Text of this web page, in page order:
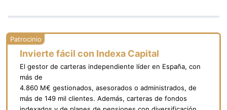
Invierte fácil con Indexa Capital
El gestor de carteras independiente líder en España, con
más de
4.860 M€ gestionados, asesorados o administrados, de
más de 149 mil clientes. Además, carteras de fondos